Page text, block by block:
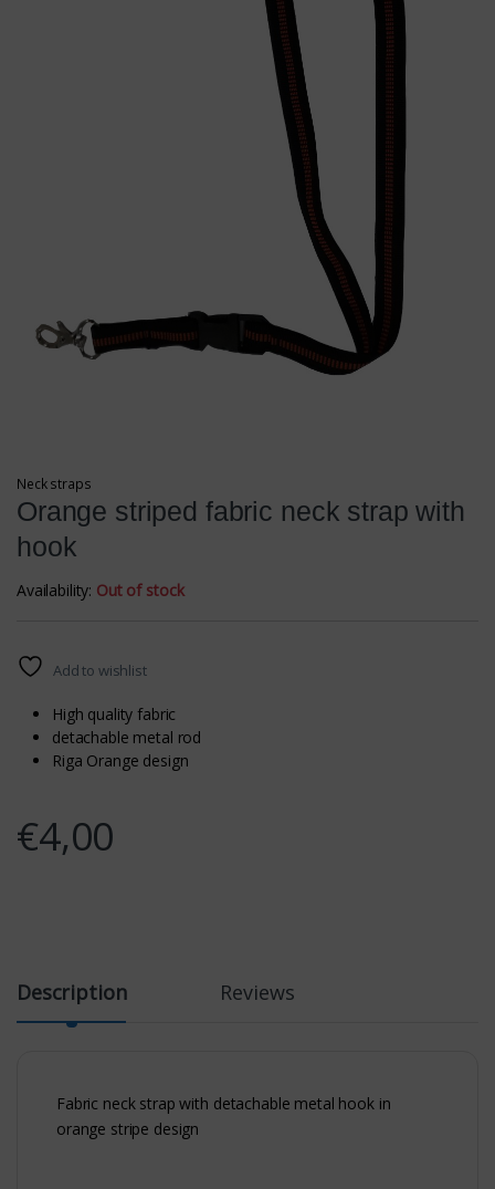
Neck straps
Orange striped fabric neck strap with
hook
Availability: Out of stock
Add to wishlist
High quality fabric
detachable metal rod
Riga Orange design
€4,00
Description Reviews
Fabric neck strap with detachable metal hook in
orange stripe design